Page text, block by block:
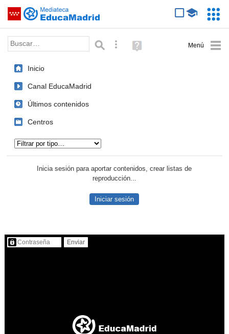
Saltar navegación
Palabra o frase: Búsqueda avanzada
Ayuda
(en
Inicio
Canal EducaMadrid
Últimos contenidos
Centros
Inicia sesión para aportar contenidos, crear listas de
reproducción...
Iniciar sesión
Contenido protegido…